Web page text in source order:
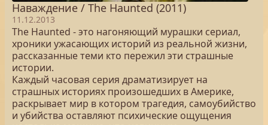
Наваждение / The Haunted (2011)
11.12.2013
The Haunted - это нагоняющий мурашки сериал,
хроники ужасающих историй из реальной жизни,
рассказанные теми кто пережил эти страшные
истории.
Каждый часовая серия драматизирует на
страшных историях произошедших в Америке,
раскрывает мир в котором трагедия, самоубийство
и убийства оставляют психические ощущения